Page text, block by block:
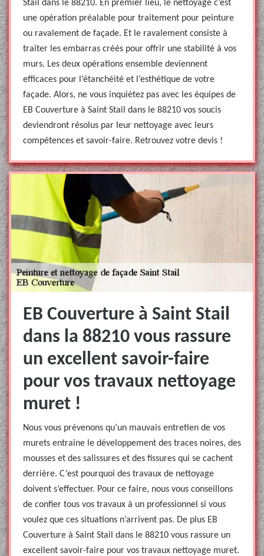
Stail dans le 88210. En premier lieu, le nettoyage c’est
une opération préalable pour traitement pour peinture
ou ravalement de façade. Et le ravalement consiste à
traiter les embarras créés pour offrir une stabilité à vos
murs. Les deux opérations ensemble deviennent
efficaces pour l’étanchéité et l’esthétique de votre
façade. Alors, ne vous inquiétez pas avec les équipes de
EB Couverture à Saint Stail dans le 88210 vos soucis
deviendront résolus par leur nettoyage avec leurs
compétences et savoir-faire. Retrouvez votre devis !
EB Couverture à Saint Stail
dans la 88210 vous rassure
un excellent savoir-faire
pour vos travaux nettoyage
muret !
Nous vous prévenons qu’un mauvais entretien de vos
murets entraine le développement des traces noires, des
mousses et des salissures et des fissures qui se cachent
derrière. C’est pourquoi des travaux de nettoyage
doivent s’effectuer. Pour ce faire, nous vous conseillons
de confier tous vos travaux à un professionnel si vous
voulez que ces situations n’arrivent pas. De plus EB
Couverture à Saint Stail dans le 88210 vous rassure un
excellent savoir-faire pour vos travaux nettoyage muret.